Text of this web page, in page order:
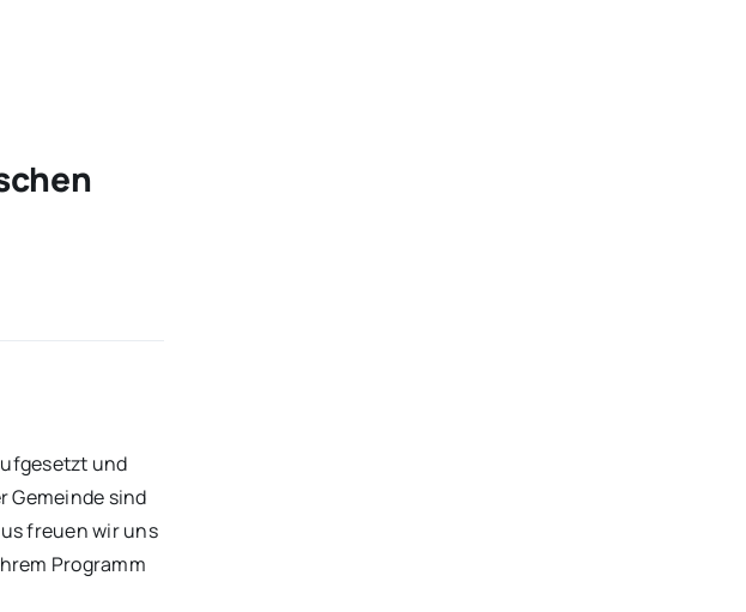
und
Gemeinde sind
freuen wir uns
Programm